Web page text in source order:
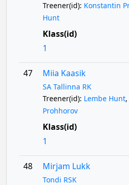
Treener(id): Konstantin
Hunt
Klass(id)
1
47 Miia Kaasik
SA Tallinna RK
Treener(id): Lembe Hunt,
Prohhorov
Klass(id)
1
48 Mirjam Lukk
Tondi RSK